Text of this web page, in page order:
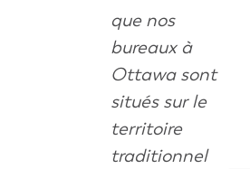
que nos
bureaux à
Ottawa sont
situés sur le
territoire
traditionnel